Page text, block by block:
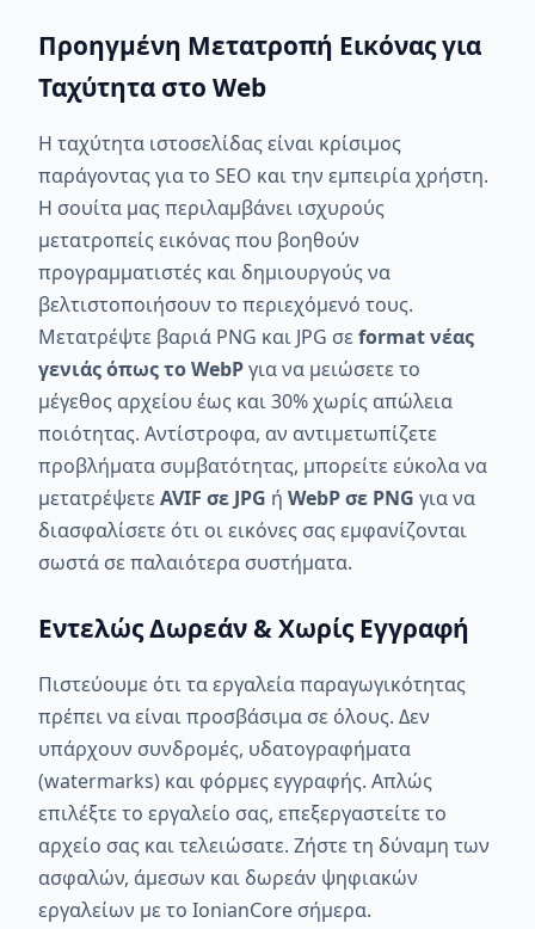
Προηγμένη Μετατροπή Εικόνας για
Ταχύτητα στο Web
Η ταχύτητα ιστοσελίδας είναι κρίσιμος
παράγοντας για το SEO και την εμπειρία χρήστη.
Η σουίτα μας περιλαμβάνει ισχυρούς
μετατροπείς εικόνας που βοηθούν
προγραμματιστές και δημιουργούς να
βελτιστοποιήσουν το περιεχόμενό τους.
Μετατρέψτε βαριά PNG και JPG σε format νέας
γενιάς όπως το WebPγια να μειώσετε το
μέγεθος αρχείου έως και 30% χωρίς απώλεια
ποιότητας. Αντίστροφα, αν αντιμετωπίζετε
προβλήματα συμβατότητας, μπορείτε εύκολα να
μετατρέψετε AVIF σε JPG ή WebP σε PNG για να
διασφαλίσετε ότι οι εικόνες σας εμφανίζονται
σωστά σε παλαιότερα συστήματα.
Εντελώς Δωρεάν & Χωρίς Εγγραφή
Πιστεύουμε ότι τα εργαλεία παραγωγικότητας
πρέπει να είναι προσβάσιμα σε όλους. Δεν
υπάρχουν συνδρομές, υδατογραφήματα
(watermarks) και φόρμες εγγραφής. Απλώς
επιλέξτε το εργαλείο σας, επεξεργαστείτε το
αρχείο σας και τελειώσατε. Ζήστε τη δύναμη των
ασφαλών, άμεσων και δωρεάν ψηφιακών
εργαλείων με το IonianCore σήμερα.